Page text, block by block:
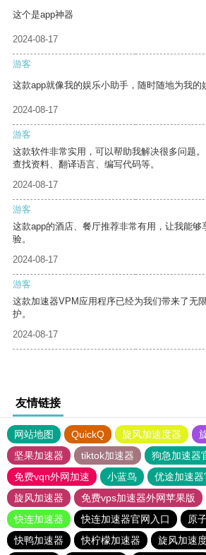
这个是app神器
2024-08-17
游客
这款app就像我的娱乐小助手，随时随地为我的
2024-08-17
游客
这款软件非常实用，可以帮助我解决很多问题
查找资料、翻译语言、编写代码等。
2024-08-17
游客
这款app的酒店、餐厅推荐非常有用，让我能够
验。
2024-08-17
游客
这款加速器VPM应用程序已经为我们带来了无
护。
2024-08-17
友情链接
网站地图 QuickQ 旋风加速度器
坚果加速器
tiktok加速器
狗急加速器
免费vqn外网加速
小蓝鸟 优途加速器
旋风加速器
免费vps加速器外网苹果版
快连加速器
快连加速器官网入口
原
快鸭加速器
快柠檬加速器 旋风加速